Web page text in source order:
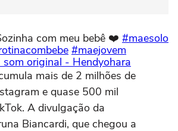
com meu bebê ❤️ #maesolo
#maejovem
original - Hendyohara
mais de 2 milhões de
e quase 500 mil
A divulgação da
Biancardi, que chegou a